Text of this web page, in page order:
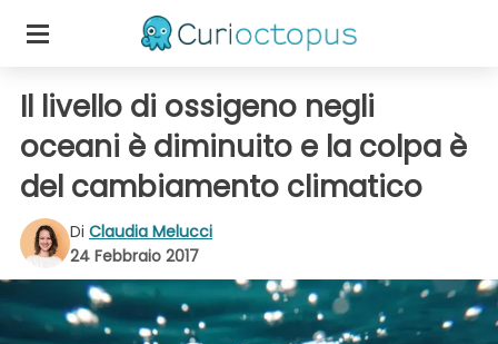
Il livello di ossigeno negli
oceani è diminuito e la colpa è
del cambiamento climatico
Di Claudia Melucci
24 Febbraio 2017